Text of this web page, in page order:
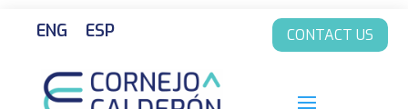
ENG ESP CONTACT US